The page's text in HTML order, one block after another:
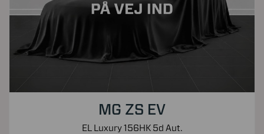
MG ZS EV
EL Luxury 156HK 5d Aut.